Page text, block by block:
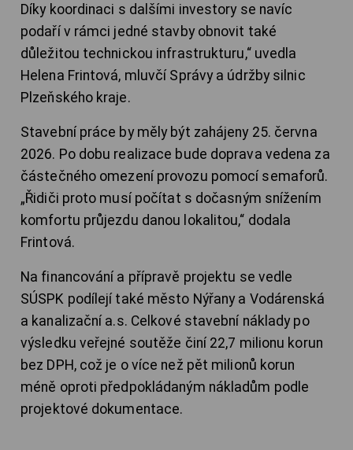
Díky koordinaci s dalšími investory se navíc
podaří v rámci jedné stavby obnovit také
důležitou technickou infrastrukturu,“ uvedla
Helena Frintová, mluvčí Správy a údržby silnic
Plzeňského kraje.
Stavební práce by měly být zahájeny 25. června
2026. Po dobu realizace bude doprava vedena za
částečného omezení provozu pomocí semaforů.
„Řidiči proto musí počítat s dočasným snížením
komfortu průjezdu danou lokalitou,“ dodala
Frintová.
Na financování a přípravě projektu se vedle
SÚSPK podílejí také město Nýřany a Vodárenská
a kanalizační a.s. Celkové stavební náklady po
výsledku veřejné soutěže činí 22,7 milionu korun
bez DPH, což je o více než pět milionů korun
méně oproti předpokládaným nákladům podle
projektové dokumentace.